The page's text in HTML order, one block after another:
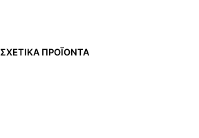
ΣΧΕΤΙΚΆ ΠΡΟΪΌΝΤΑ